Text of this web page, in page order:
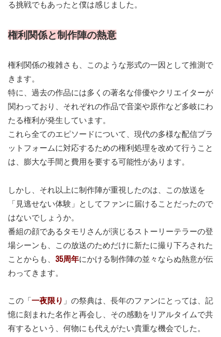
る挑戦でもあったと僕は感じました。
権利関係と制作陣の熱意
権利関係の複雑さも、このような形式の一因として推測で
きます。
特に、過去の作品には多くの著名な俳優やクリエイターが
関わっており、それぞれの作品で音楽や原作など多岐にわ
たる権利が発生しています。
これら全てのエピソードについて、現代の多様な配信プラ
ットフォームに対応するための権利処理を改めて行うこと
は、膨大な手間と費用を要する可能性があります。
しかし、それ以上に制作陣が重視したのは、この放送を
「見逃せない体験」としてファンに届けることだったので
はないでしょうか。
番組の顔であるタモリさんが演じるストーリーテラーの登
場シーンも、この放送のためだけに新たに撮り下ろされた
ことからも、 35周年にかける制作陣の並々ならぬ熱意が伝
わってきます。
この「 一夜限り 」の祭典は、長年のファンにとっては、記
憶に刻まれた名作と再会し、その感動をリアルタイムで共
有するという、何物にも代えがたい貴重な機会でした。